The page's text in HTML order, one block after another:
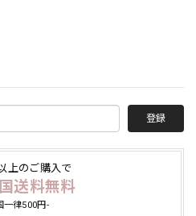
登録
上のご購入で
送料無料
一律500円-